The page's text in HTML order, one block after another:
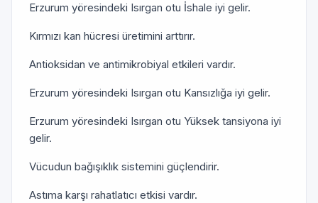
Erzurum yöresindeki Isırgan otu İshale iyi gelir.
Kırmızı kan hücresi üretimini arttırır.
Antioksidan ve antimikrobiyal etkileri vardır.
Erzurum yöresindeki Isırgan otu Kansızlığa iyi gelir.
Erzurum yöresindeki Isırgan otu Yüksek tansiyona iyi
gelir.
Vücudun bağışıklık sistemini güçlendirir.
Astıma karşı rahatlatıcı etkisi vardır.